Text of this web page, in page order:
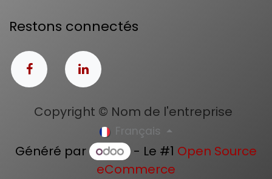
Restons connectés
Copyright © Nom de l'entreprise
Français
Généré par - Le #1 Open Source
eCommerce